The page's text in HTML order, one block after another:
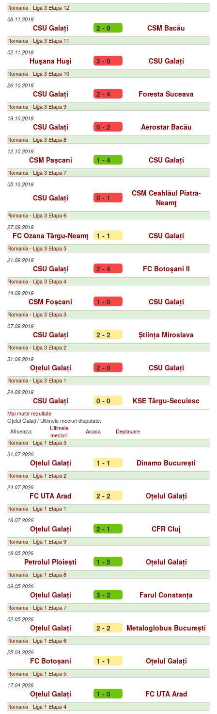
Romania - Liga 3 Etapa 12
08.11.2019
CSU Galați 2 - 0 CSM Bacău
Romania - Liga 3 Etapa 11
02.11.2019
Huşana Huşi 3 - 0 CSU Galați
Romania - Liga 3 Etapa 10
26.10.2019
CSU Galați 2 - 4 Foresta Suceava
Romania - Liga 3 Etapa 9
19.10.2019
CSU Galați 0 - 2 Aerostar Bacău
Romania - Liga 3 Etapa 8
12.10.2019
CSM Pașcani 1 - 4 CSU Galați
Romania - Liga 3 Etapa 7
05.10.2019
CSU Galați 0 - 1
CSM Ceahlăul Piatra-
Neamţ
Romania - Liga 3 Etapa 6
27.09.2019
FC Ozana Târgu-Neamţ 1 - 1 CSU Galați
Romania - Liga 3 Etapa 5
21.09.2019
CSU Galați 2 - 4 FC Botoşani II
Romania - Liga 3 Etapa 4
14.09.2019
CSM Foșcani 1 - 0 CSU Galați
Romania - Liga 3 Etapa 3
07.09.2019
CSU Galați 2 - 2 Știința Miroslava
Romania - Liga 3 Etapa 2
31.08.2019
Oțelul Galați 2 - 0 CSU Galați
Romania - Liga 3 Etapa 1
24.08.2019
CSU Galați 0 - 0 KSE Târgu-Secuiesc
Mai multe rezultate
Oțelul Galați/ Ultimele meciuri disputate:
Afiseaza:
Ultimele
meciuri
Acasa
Deplasare
Romania - Liga 1 Etapa 3
31.07.2026
Oțelul Galați 1 - 1 Dinamo București
Romania - Liga 1 Etapa 2
24.07.2026
FC UTA Arad 2 - 2 Oțelul Galați
Romania - Liga 1 Etapa 1
18.07.2026
Oțelul Galați 2 - 1 CFR Cluj
Romania - Liga 1 Etapa 9
18.05.2026
Petrolul Ploiești 1 - 5 Oțelul Galați
Romania - Liga 1 Etapa 8
09.05.2026
Oțelul Galați 3 - 2 Farul Constanța
Romania - Liga 1 Etapa 7
02.05.2026
Oțelul Galați 2 - 2 Metaloglobus București
Romania - Liga 1 Etapa 6
25.04.2026
FC Botoșani 1 - 1 Oțelul Galați
Romania - Liga 1 Etapa 5
17.04.2026
Oțelul Galați 1 - 0 FC UTA Arad
Romania - Liga 1 Etapa 4